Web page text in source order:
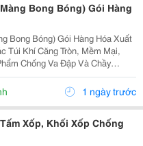
Bong Bóng) Gói Hàng
Bong Bóng) Gói Hàng Hóa Xuất
Chống Va Đập Và Chầy
Ứng Dụng Trong Công Nghiệp
Tùng Và Xuất Nhập Khẩu Thủ
1 ngày trước
Xốp, Khối Xốp Chống